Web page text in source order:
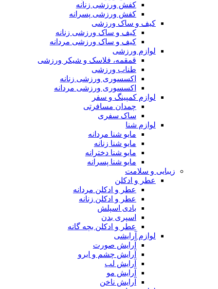
کفش ورزشی زنانه
کفش ورزشی پسرانه
کیف و ساک ورزشی
کیف و ساک ورزشی زنانه
کیف و ساک ورزشی مردانه
لوازم ورزشی
قمقمه، فلاسک و شیکر ورزشی
طناب ورزشی
اکسسوری ورزشی زنانه
اکسسوری ورزشی مردانه
لوازم کمپینگ و سفر
چمدان مسافرتی
ساک سفری
لوازم شنا
مایو شنا مردانه
مایو شنا زنانه
مایو شنا دخترانه
مایو شنا پسرانه
زیبایی و سلامت
عطر و ادکلن
عطر و ادکلن مردانه
عطر و ادکلن زنانه
بادی اسپلش
اسپری بدن
عطر و ادکلن بچه گانه
لوازم آرایشی
آرایش صورت
آرایش چشم و ابرو
آرایش لب
آرایش مو
آرایش ناخن